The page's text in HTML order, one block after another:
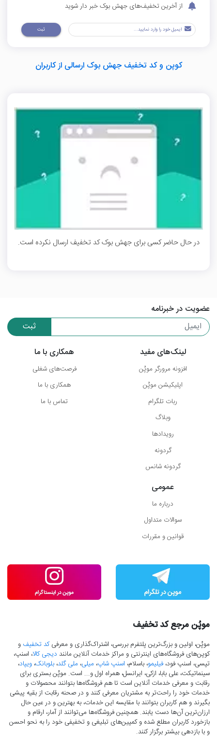
از آخرین تخفیف‌های جهش بوک خبر دار شوید
ثبت
کوپن و کد تخفیف جهش بوک ارسالی از کاربران
در حال حاضر کسی برای جهش بوک کد تخفیف ارسال نکرده است.
عضویت در خبرنامه
ثبت
لینک‌های مفید
افزونه مرورگر موپُن
اپلیکیشن موپُن
ربات تلگرام
وبلاگ
رویدادها
گردونه
گردونه شانس
همکاری با ما
فرصت‌های شغلی
همکاری با ما
تماس با ما
عمومی
درباره ما
سوالات متداول
قوانین و مقررات
موپُن مرجع کد تخفیف
موپُن، اولین و بزرگ‌ترین پلتفرم بررسی، اشتراک‌گذاری و معرفیکد تخفیف و
کوپن‌های فروشگاه‌های اینترنتی و مراکز خدمات آنلاین مانند دیجی کالا، اسنپ،
تپسی، اسنپ فود، فیلیمو، باسلام، اسنپ شاپ، میلی، ملی گلد، بلوبانک، ویپاد،
سینماتیکت، علی بابا، ازکی، ایرانسل، همراه اول و... است. موپُن بستری برای
رقابت و معرفی خدمات آنلاین است تا هم فروشگاه‌ها بتوانند محصولات و
خدمات خود را راحت‌تر به مشتریان معرفی کنند و در صحنه رقابت از بقیه پیشی
بگیرند و هم کاربران بتوانند با مقایسه این خدمات، به بهترین و در عین حال
ارزان‌ترین آن‌ها دست‌ یابند. همچنین فروشگاه‌ها می‌توانند از آمار، ارقام و
بازخورد کاربران مطلع شده و کمپین‌های تبلیغی و تخفیفی خود را به نحو احسن
و با بازدهی بیشتر برگزار کنند.